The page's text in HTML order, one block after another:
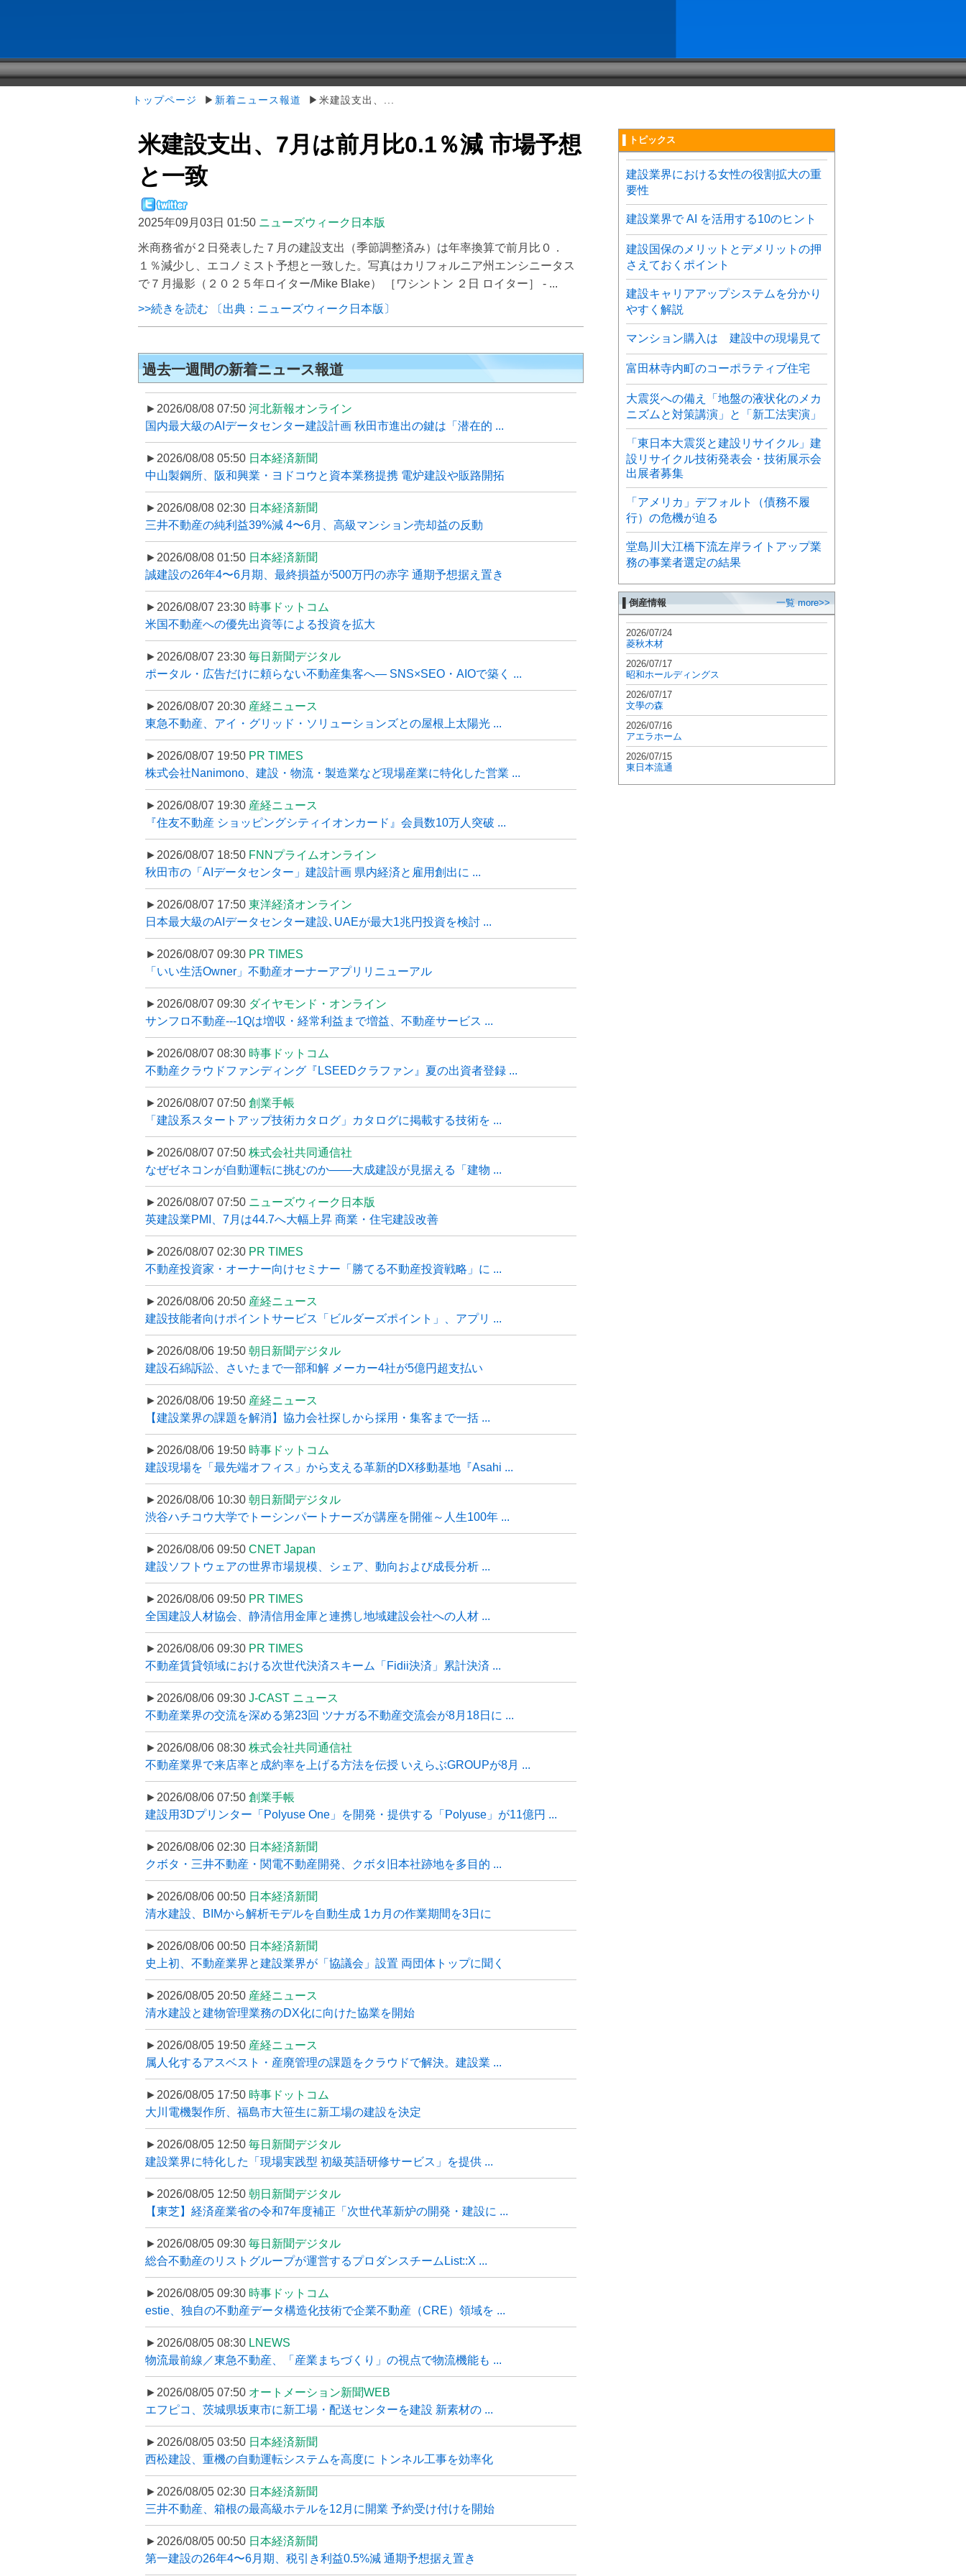
トップページ ▶ 新着ニュース報道 ▶米建設支出、...
米建設支出、7月は前月比0.1％減 市場予想
と一致
2025年09月03日 01:50 ニューズウィーク日本版
米商務省が２日発表した７月の建設支出（季節調整済み）は年率換算で前月比０．
１％減少し、エコノミスト予想と一致した。写真はカリフォルニア州エンシニータス
で７月撮影（２０２５年ロイター/Mike Blake） ［ワシントン ２日 ロイター］ - ...
>>続きを読む 〔出典：ニューズウィーク日本版〕
過去一週間の新着ニュース報道
►2026/08/08 07:50 河北新報オンライン
国内最大級のAIデータセンター建設計画 秋田市進出の鍵は「潜在的 ...
►2026/08/08 05:50 日本経済新聞
中山製鋼所、阪和興業・ヨドコウと資本業務提携 電炉建設や販路開拓
►2026/08/08 02:30 日本経済新聞
三井不動産の純利益39%減 4〜6月、高級マンション売却益の反動
►2026/08/08 01:50 日本経済新聞
誠建設の26年4〜6月期、最終損益が500万円の赤字 通期予想据え置き
►2026/08/07 23:30 時事ドットコム
米国不動産への優先出資等による投資を拡大
►2026/08/07 23:30 毎日新聞デジタル
ポータル・広告だけに頼らない不動産集客へ― SNS×SEO・AIOで築く ...
►2026/08/07 20:30 産経ニュース
東急不動産、アイ・グリッド・ソリューションズとの屋根上太陽光 ...
►2026/08/07 19:50 PR TIMES
株式会社Nanimono、建設・物流・製造業など現場産業に特化した営業 ...
►2026/08/07 19:30 産経ニュース
『住友不動産 ショッピングシティイオンカード』会員数10万人突破 ...
►2026/08/07 18:50 FNNプライムオンライン
秋田市の「AIデータセンター」建設計画 県内経済と雇用創出に ...
►2026/08/07 17:50 東洋経済オンライン
日本最大級のAIデータセンター建設､UAEが最大1兆円投資を検討 ...
►2026/08/07 09:30 PR TIMES
「いい生活Owner」不動産オーナーアプリリニューアル
►2026/08/07 09:30 ダイヤモンド・オンライン
サンフロ不動産---1Qは増収・経常利益まで増益、不動産サービス ...
►2026/08/07 08:30 時事ドットコム
不動産クラウドファンディング『LSEEDクラファン』夏の出資者登録 ...
►2026/08/07 07:50 創業手帳
「建設系スタートアップ技術カタログ」カタログに掲載する技術を ...
►2026/08/07 07:50 株式会社共同通信社
なぜゼネコンが自動運転に挑むのか――大成建設が見据える「建物 ...
►2026/08/07 07:50 ニューズウィーク日本版
英建設業PMI、7月は44.7へ大幅上昇 商業・住宅建設改善
►2026/08/07 02:30 PR TIMES
不動産投資家・オーナー向けセミナー「勝てる不動産投資戦略」に ...
►2026/08/06 20:50 産経ニュース
建設技能者向けポイントサービス「ビルダーズポイント」、アプリ ...
►2026/08/06 19:50 朝日新聞デジタル
建設石綿訴訟、さいたまで一部和解 メーカー4社が5億円超支払い
►2026/08/06 19:50 産経ニュース
【建設業界の課題を解消】協力会社探しから採用・集客まで一括 ...
►2026/08/06 19:50 時事ドットコム
建設現場を「最先端オフィス」から支える革新的DX移動基地『Asahi ...
►2026/08/06 10:30 朝日新聞デジタル
渋谷ハチコウ大学でトーシンパートナーズが講座を開催～人生100年 ...
►2026/08/06 09:50 CNET Japan
建設ソフトウェアの世界市場規模、シェア、動向および成長分析 ...
►2026/08/06 09:50 PR TIMES
全国建設人材協会、静清信用金庫と連携し地域建設会社への人材 ...
►2026/08/06 09:30 PR TIMES
不動産賃貸領域における次世代決済スキーム「Fidii決済」累計決済 ...
►2026/08/06 09:30 J-CAST ニュース
不動産業界の交流を深める第23回 ツナガる不動産交流会が8月18日に ...
►2026/08/06 08:30 株式会社共同通信社
不動産業界で来店率と成約率を上げる方法を伝授 いえらぶGROUPが8月 ...
►2026/08/06 07:50 創業手帳
建設用3Dプリンター「Polyuse One」を開発・提供する「Polyuse」が11億円 ...
►2026/08/06 02:30 日本経済新聞
クボタ・三井不動産・関電不動産開発、クボタ旧本社跡地を多目的 ...
►2026/08/06 00:50 日本経済新聞
清水建設、BIMから解析モデルを自動生成 1カ月の作業期間を3日に
►2026/08/06 00:50 日本経済新聞
史上初、不動産業界と建設業界が「協議会」設置 両団体トップに聞く
►2026/08/05 20:50 産経ニュース
清水建設と建物管理業務のDX化に向けた協業を開始
►2026/08/05 19:50 産経ニュース
属人化するアスベスト・産廃管理の課題をクラウドで解決。建設業 ...
►2026/08/05 17:50 時事ドットコム
大川電機製作所、福島市大笹生に新工場の建設を決定
►2026/08/05 12:50 毎日新聞デジタル
建設業界に特化した「現場実践型 初級英語研修サービス」を提供 ...
►2026/08/05 12:50 朝日新聞デジタル
【東芝】経済産業省の令和7年度補正「次世代革新炉の開発・建設に ...
►2026/08/05 09:30 毎日新聞デジタル
総合不動産のリストグループが運営するプロダンスチームList::X ...
►2026/08/05 09:30 時事ドットコム
estie、独自の不動産データ構造化技術で企業不動産（CRE）領域を ...
►2026/08/05 08:30 LNEWS
物流最前線／東急不動産、「産業まちづくり」の視点で物流機能も ...
►2026/08/05 07:50 オートメーション新聞WEB
エフピコ、茨城県坂東市に新工場・配送センターを建設 新素材の ...
►2026/08/05 03:50 日本経済新聞
西松建設、重機の自動運転システムを高度に トンネル工事を効率化
►2026/08/05 02:30 日本経済新聞
三井不動産、箱根の最高級ホテルを12月に開業 予約受け付けを開始
►2026/08/05 00:50 日本経済新聞
第一建設の26年4〜6月期、税引き利益0.5%減 通期予想据え置き
▌トピックス
建設業界における女性の役割拡大の重
要性
建設業界で AI を活用する10のヒント
建設国保のメリットとデメリットの押
さえておくポイント
建設キャリアアップシステムを分かり
やすく解説
マンション購入は 建設中の現場見て
富田林寺内町のコーポラティブ住宅
大震災への備え「地盤の液状化のメカ
ニズムと対策講演」と「新工法実演」
「東日本大震災と建設リサイクル」建
設リサイクル技術発表会・技術展示会
出展者募集
「アメリカ」デフォルト（債務不履
行）の危機が迫る
堂島川大江橋下流左岸ライトアップ業
務の事業者選定の結果
▌倒産情報 一覧 more>>
2026/07/24
菱秋木材
2026/07/17
昭和ホールディングス
2026/07/17
文學の森
2026/07/16
アエラホーム
2026/07/15
東日本流通